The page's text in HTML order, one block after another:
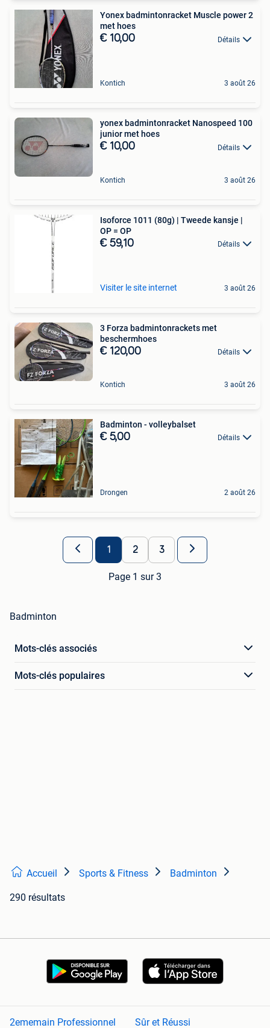
Yonex badmintonracket Muscle power 2
met hoes
€ 10,00 Détails
Kontich 3 août 26
yonex badmintonracket Nanospeed 100
junior met hoes
€ 10,00 Détails
Kontich 3 août 26
Isoforce 1011 (80g) | Tweede kansje |
OP = OP
€ 59,10 Détails
Visiter le site internet 3 août 26
3 Forza badmintonrackets met
beschermhoes
€ 120,00 Détails
Kontich 3 août 26
Badminton - volleybalset
€ 5,00 Détails
Drongen 2 août 26
1 2 3
Page 1 sur 3
Badminton
Mots-clés associés
Mots-clés populaires
Accueil Sports & Fitness Badminton
290 résultats
2ememain Professionnel Sûr et Réussi